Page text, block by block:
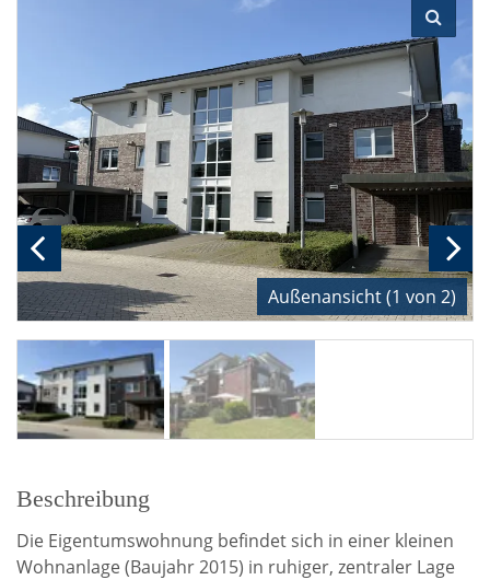
Außenansicht (1 von 2)
Beschreibung
Die Eigentumswohnung befindet sich in einer kleinen
Wohnanlage (Baujahr 2015) in ruhiger, zentraler Lage